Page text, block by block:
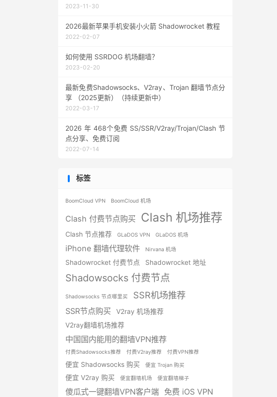
2023-11-30
2026最新苹果手机安装小火箭 Shadowrocket 教程
2022-02-07
如何使用 SSRDOG 机场翻墙？
2023-02-20
最新免费Shadowsocks、V2ray、Trojan 翻墙节点分
享 （2025更新）（持续更新中）
2022-03-17
2026 年 468个免费 SS/SSR/V2ray/Trojan/Clash 节
点分享、免费订阅
2022-07-14
标签
BoomCloud VPN BoomCloud 机场
Clash 付费节点购买 Clash 机场推荐
Clash 节点推荐 GLaDOS VPN GLaDOS 机场
iPhone 翻墙代理软件 Nirvana 机场
Shadowrocket 付费节点 Shadowrocket 地址
Shadowsocks 付费节点
Shadowsocks 节点哪里买 SSR机场推荐
SSR节点购买
V2ray 机场推荐
V2ray翻墙机场推荐
中国国内能用的翻墙VPN推荐
付费Shadowsocks推荐 付费V2ray推荐 付费VPN推荐
便宜 Shadowsocks 购买 便宜 Trojan 购买
便宜 V2ray 购买 便宜翻墙机场 便宜翻墙梯子
傻瓜式一键翻墙VPN客户端 免费 iOS VPN